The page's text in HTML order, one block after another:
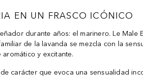
EN UN FRASCO ICÓNICO
durante años: el marinero. Le Male
de la lavanda se mezcla con la
y excitante.
carácter que evoca una sensualidad